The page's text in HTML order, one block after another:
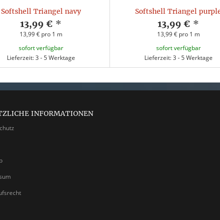
Softshell Triangel navy
13,99 € *
13,99 € pro 1 m
sofort verfügbar
Lieferzeit: 3 - 5 Werktage
Softshell Triangel
13,99 € *
13,99 € pro 1 m
sofort verfügbar
Lieferzeit: 3 - 5 Werktage
INFORMATIONEN